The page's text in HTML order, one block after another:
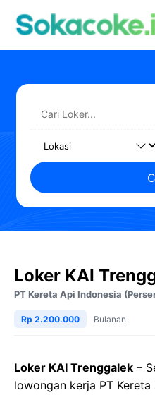
Loker KAI
PT Kereta Api Indonesia
Rp 2.200.000 Bulanan
Loker KAI Trenggalek –
lowongan kerja PT